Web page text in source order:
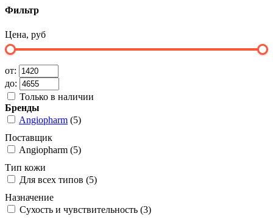
Фильтр
Цена, руб
от:
до:
Только в наличии
Бренды
Angiopharm (5)
Поставщик
Angiopharm (5)
Тип кожи
Для всех типов (5)
Назначение
Сухость и чувствительность (3)